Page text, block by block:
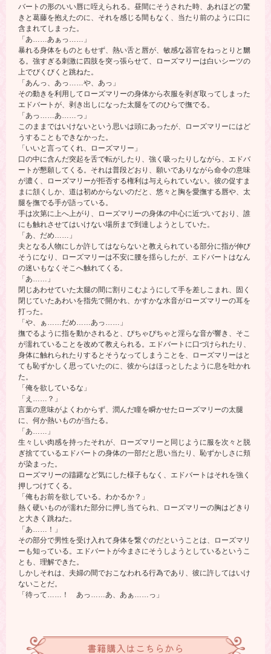
バートの形のいい唇に咥えられる。昼間にそうされた時、あれほどの驚
きと葛藤を抱えたのに、それを感じる間もなく、当たり前のように口に
含まれてしまった。
「あ……あぁっ……」
暴れる身体をものともせず、熱い舌と唇が、敏感な器官をねっとりと嬲
る。強すぎる刺激に四肢を突っ張らせて、ローズマリーは白いシーツの
上でびくびくと跳ねた。
「あんっ、あっ……や、あっ」
その動きを利用してローズマリーの身体から衣服を剥ぎ取ってしまった
エドバートが、剥き出しになった太腿をてのひらで撫でる。
「あっ……あ……っ」
このままではいけないという思いは頭にあったが、ローズマリーにはど
うすることもできなかった。
「いいと言ってくれ、ローズマリー」
口の中に含んだ突起を舌で転がしたり、強く吸ったりしながら、エドバ
ートが懇願してくる。それは普段どおり、願いでありながら命令の意味
が濃く、ローズマリーが拒否する権利は与えられていない。彼の促すま
まに頷くしか、道は初めからないのだと、悠々と胸を愛撫する唇や、太
腿を撫でる手が語っている。
手は次第に上へ上がり、ローズマリーの身体の中心に近づいており、誰
にも触れさせてはいけない場所まで到達しようとしていた。
「あ、だめ……」
夫となる人物にしか許してはならないと教えられている部分に指が伸び
そうになり、ローズマリーは不安に腰を揺らしたが、エドバートはなん
の迷いもなくそこへ触れてくる。
「あ……」
閉じあわせていた太腿の間に割りこむようにして手を差しこまれ、固く
閉じていたあわいを指先で開かれ、かすかな水音がローズマリーの耳を
打った。
「や、ぁ……だめ……あっ……」
撫でるように指を動かされると、ぴちゃぴちゃと淫らな音が響き、そこ
が濡れていることを改めて教えられる。エドバートに口づけられたり、
身体に触れられたりするとそうなってしまうことを、ローズマリーはと
ても恥ずかしく思っていたのに、彼からはほっとしたように息を吐かれ
た。
「俺を欲しているな」
「え……？」
言葉の意味がよくわからず、潤んだ瞳を瞬かせたローズマリーの太腿
に、何か熱いものが当たる。
「あ……」
生々しい肉感を持ったそれが、ローズマリーと同じように服を次々と脱
ぎ捨てているエドバートの身体の一部だと思い当たり、恥ずかしさに頬
が染まった。
ローズマリーの躊躇など気にした様子もなく、エドバートはそれを強く
押しつけてくる。
「俺もお前を欲している。わかるか？」
熱く硬いものが濡れた部分に押し当てられ、ローズマリーの胸はどきり
と大きく跳ねた。
「あ……！」
その部分で男性を受け入れて身体を繋ぐのだということは、ローズマリ
ーも知っている。エドバートが今まさにそうしようとしているというこ
とも、理解できた。
しかしそれは、夫婦の間でおこなわれる行為であり、彼に許してはいけ
ないことだ。
「待って……！ あっ……あ、あぁ……っ」
書籍購入はこちらから